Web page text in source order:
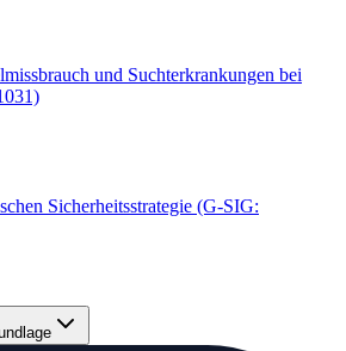
und Suchterkrankungen bei
Sicherheitsstrategie (G-SIG: